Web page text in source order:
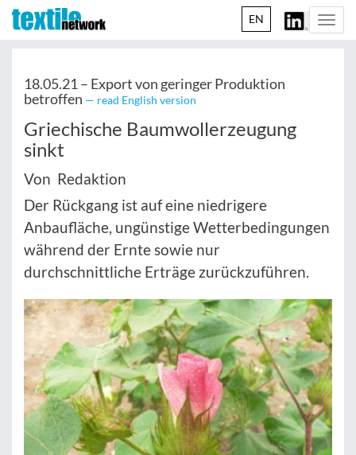
EN
18.05.21 – Export von geringer Produktion
betroffen — read English version
Griechische Baumwollerzeugung
sinkt
Von Redaktion
Der Rückgang ist auf eine niedrigere
Anbaufläche, ungünstige Wetterbedingungen
während der Ernte sowie nur
durchschnittliche Erträge zurückzuführen.